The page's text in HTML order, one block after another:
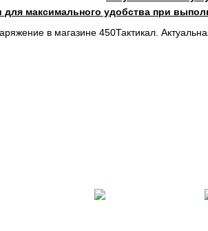
для максимального удобства при
в магазине 450Тактикал.